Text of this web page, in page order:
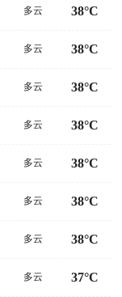
多云 38°C
多云 38°C
多云 38°C
多云 38°C
多云 38°C
多云 38°C
多云 38°C
多云 37°C